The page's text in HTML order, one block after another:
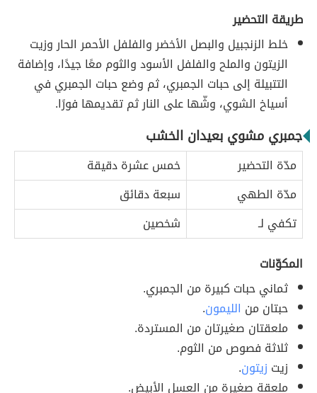
طريقة التحضير
خلط الزنجبيل والبصل الأخضر والفلفل الأحمر الحار وزيت
الزيتون والملح والفلفل الأسود والثوم معًا جيدًا، وإضافة
التتبيلة إلى حبات الجمبري، ثم وضع حبات الجمبري في
أسياخ الشوي، وشّها على النار ثم تقديمها فورًا.
جمبري مشوي بعيدان الخشب
مدّة التحضير
خمس عشرة دقيقة
مدّة الطهي
سبعة دقائق
تكفي لـ
شخصين
المكوّنات
ثماني حبات كبيرة من الجمبري.
حبتان من الليمون.
ملعقتان صغيرتان من المستردة.
ثلاثة فصوص من الثوم.
زيت زيتون.
ملعقة صغيرة من العسل الأبيض.